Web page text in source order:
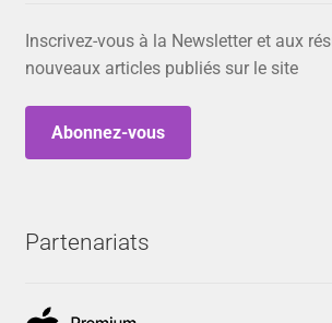
Inscrivez-vous à la Newsletter et aux
nouveaux articles publiés sur le site
Abonnez-vous
Partenariats